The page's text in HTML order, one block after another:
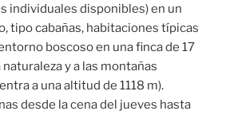
individuales disponibles) en un
tipo cabañas, habitaciones típicas
boscoso en una finca de 17
y a las montañas
a una altitud de 1118 m).
desde la cena del jueves hasta